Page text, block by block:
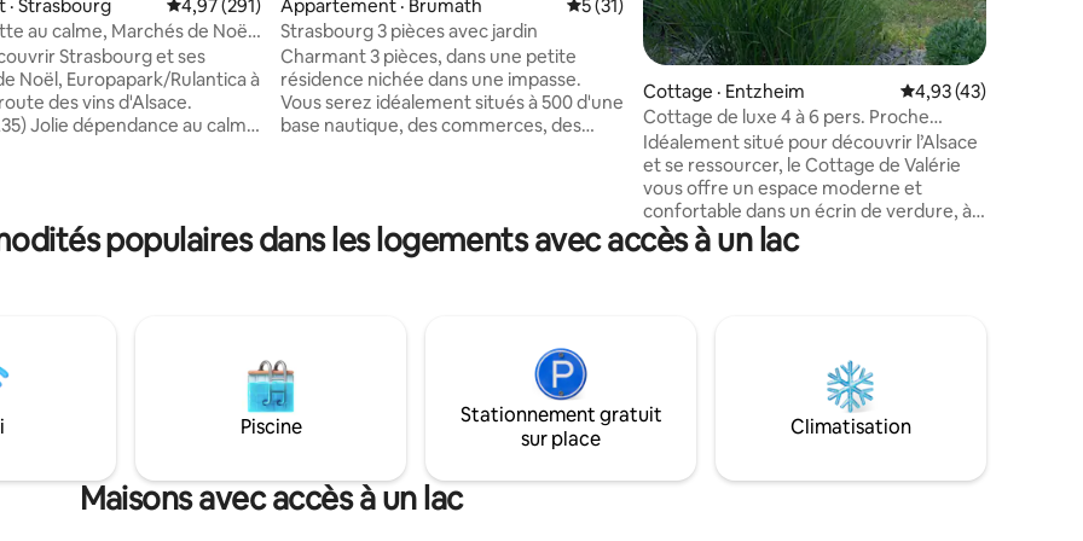
5, 241 commentaires
· Strasbourg Note moyenne de 4,97 sur 5, 291 commentaires
4,97 (291)
au calme, Marchés de Noël,
Strasbourg et ses
Noël, Europapark/Rulantica à
des vins d'Alsace.
Jolie dépendance au calme
terrasse donnant sur
sur un chemin de
Appartement · Brumath Note moyenne de 5 sur 5, 31 commentaires
5 (31)
Strasbourg 3 pièces avec jardin
Charmant 3 pièces, dans une petite
résidence nichée dans une impasse.
Vous serez idéalement situés à 500 d'une
base nautique, des commerces, des
titre perso ou pro. Vous bénéficierez
d'une entrée autonome, d'un balcon et
Cottage · Entzheim Note moyenne de
4,93 (43)
Cottage de luxe 4 à 6 pers. Proche
Strasbourg.
Idéalement situé pour découvrir l’Alsace
et se ressourcer, le Cottage de Valérie
vous offre un espace moderne et
confortable dans un écrin de verdure, à
l’abri des regards. Charme et
authenticité s’harmonisent avec luxe et
dispose de toutes les commodités
(restau, supermarché, tabac,
boulangeries). L’aéroport est proche
mais sans les nuisances.
populaires dans les logements avec accès à un lac
Piscine
Stationnement gratuit
sur place
Climatisation
Maisons avec accès à un lac